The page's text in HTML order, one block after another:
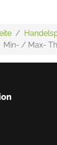
Min- / Max-